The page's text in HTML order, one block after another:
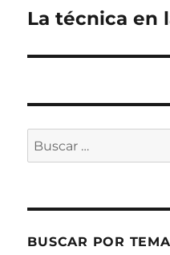
Entrada
La técnica en
Buscar
por:
BUSCAR POR